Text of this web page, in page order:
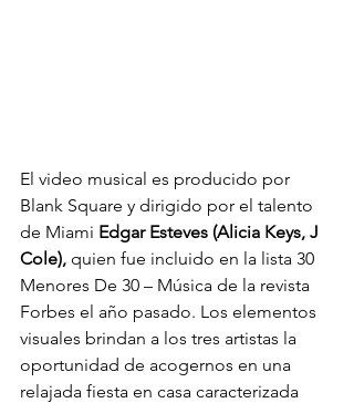
El video musical es producido por
Blank Square y dirigido por el talento
de Miami Edgar Esteves (Alicia Keys, J
Cole), quien fue incluido en la lista 30
Menores De 30 – Música de la revista
Forbes el año pasado. Los elementos
visuales brindan a los tres artistas la
oportunidad de acogernos en una
relajada fiesta en casa caracterizada